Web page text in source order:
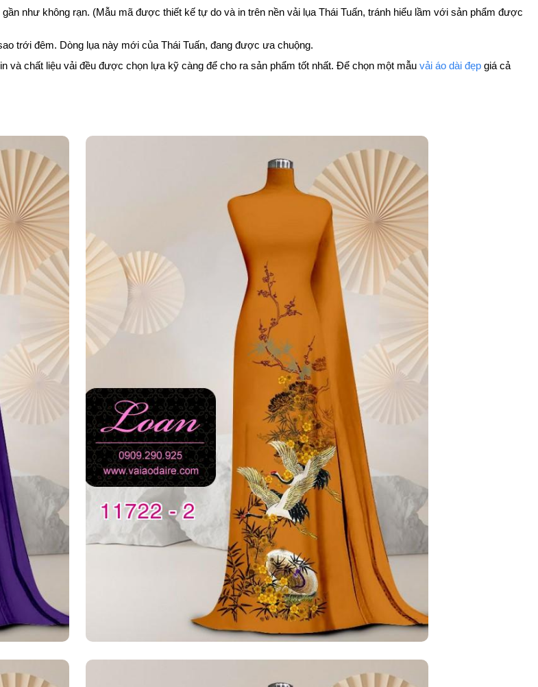
như không rạn. (Mẫu mã được thiết kế tự do và in trên nền vải lụa Thái Tuấn, tránh hiểu lầm với sản phẩm được
trới đêm. Dòng lụa này mới của Thái Tuấn, đang được ưa chuộng.
và chất liệu vải đều được chọn lựa kỹ càng để cho ra sản phẩm tốt nhất. Để chọn một mẫu vải áo dài đẹp giá cả